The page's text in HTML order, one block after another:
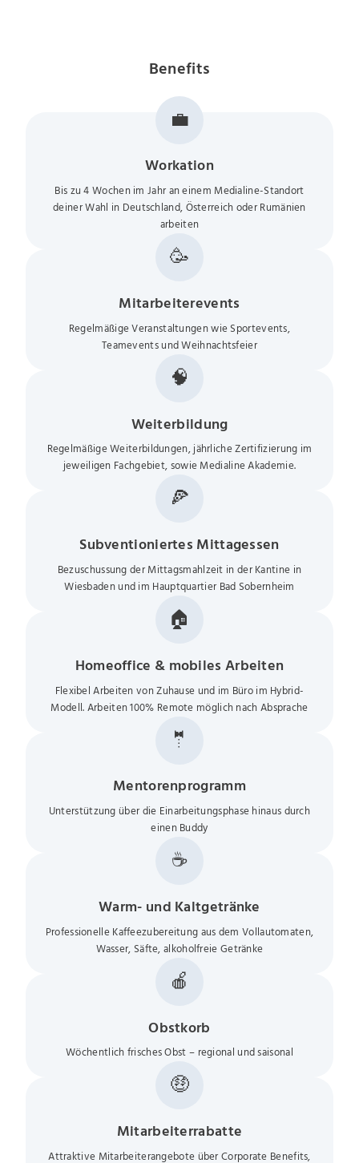
Benefits
💼
Workation
Bis zu 4 Wochen im Jahr an einem Medialine-Standort
deiner Wahl in Deutschland, Österreich oder Rumänien
arbeiten
🥳
Mitarbeiterevents
Regelmäßige Veranstaltungen wie Sportevents,
Teamevents und Weihnachtsfeier
🧠
Weiterbildung
Regelmäßige Weiterbildungen, jährliche Zertifizierung im
jeweiligen Fachgebiet, sowie Medialine Akademie.
🍕
Subventioniertes Mittagessen
Bezuschussung der Mittagsmahlzeit in der Kantine in
Wiesbaden und im Hauptquartier Bad Sobernheim
🏠
Homeoffice & mobiles Arbeiten
Flexibel Arbeiten von Zuhause und im Büro im Hybrid-
Modell. Arbeiten 100% Remote möglich nach Absprache
🤵
Mentorenprogramm
Unterstützung über die Einarbeitungsphase hinaus durch
einen Buddy
☕
Warm- und Kaltgetränke
Professionelle Kaffeezubereitung aus dem Vollautomaten,
Wasser, Säfte, alkoholfreie Getränke
🍎
Obstkorb
Wöchentlich frisches Obst – regional und saisonal
🤑
Mitarbeiterrabatte
Attraktive Mitarbeiterangebote über Corporate Benefits,